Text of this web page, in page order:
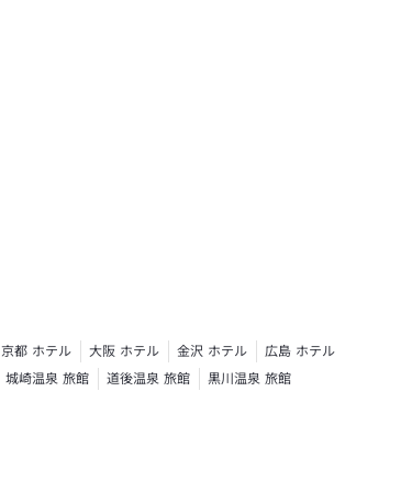
京都 ホテル 大阪 ホテル 金沢 ホテル
広島 ホテル
城崎温泉 旅館 道後温泉 旅館
黒川温泉 旅館